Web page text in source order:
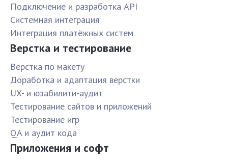
Подключение и разработка API
Системная интеграция
Интеграция платёжных систем
Верстка и тестирование
Верстка по макету
Доработка и адаптация верстки
UX- и юзабилити-аудит
Тестирование сайтов и приложений
Тестирование игр
QA и аудит кода
Приложения и софт